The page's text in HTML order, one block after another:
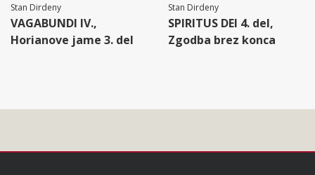
Stan Dirdeny
VAGABUNDI IV.,
Horianove jame 3. del
Stan Dirdeny
SPIRITUS DEI 4. del,
Zgodba brez konca